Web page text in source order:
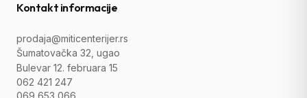
Kontakt informacije
prodaja@miticenterijer.rs
Šumatovačka 32, ugao
Bulevar 12. februara 15
062 421 247
069 653 066